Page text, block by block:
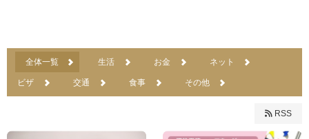
全体一覧 生活 お金 ネット
ビザ 交通 食事 その他
RSS